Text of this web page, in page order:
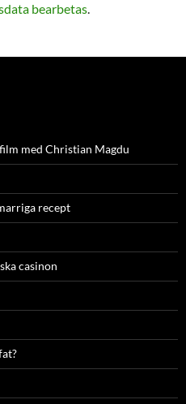
bearbetas.
med Christian Magdu
recept
casinon